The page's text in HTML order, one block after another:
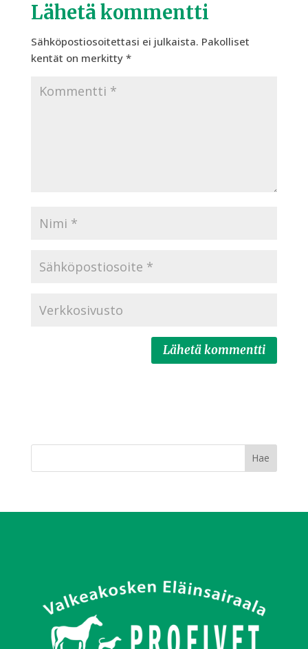
Lähetä kommentti
Sähköpostiosoitettasi ei julkaista. Pakolliset
kentät on merkitty *